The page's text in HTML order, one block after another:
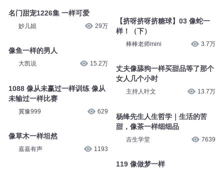
名门甜宠1226集 一样可爱
妙儿姐 29万
像鱼一样的男人
大凯说 15.2万
1088 像从未赢过一样训练 像从
未输过一样比赛
冀豫999 629
像草木一样坦然
嘉嘉有声 1193
【挤呀挤呀挤糖球】03 像蛇一
样！（下）
棒棒老师mini 3.7万
丈夫像舔狗一样买甜品等了那个
女人几个小时
主持人叶文 13.7万
杨绛先生人生哲学｜生活的苦
甜，像茶一样细细品
吉生学堂 7639
119 像做梦一样